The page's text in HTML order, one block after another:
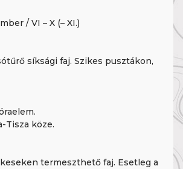
/ VI – X (– XI.)
síksági faj. Szikes pusztákon,
Tisza köze.
termeszthető faj. Esetleg a